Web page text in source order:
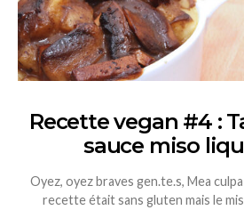
Recette vegan #4 :
sauce miso
Oyez, oyez braves gen.te.s, Mea
recette était sans gluten mais le